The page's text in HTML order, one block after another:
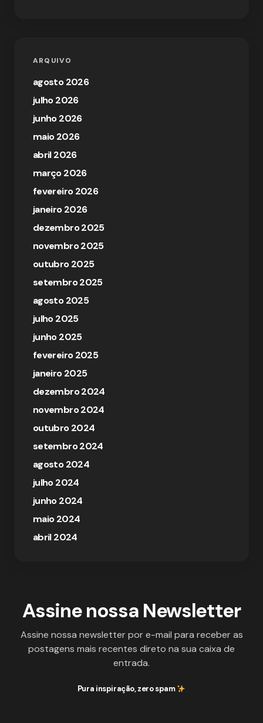
ARQUIVO
agosto 2026
julho 2026
junho 2026
maio 2026
abril 2026
março 2026
fevereiro 2026
janeiro 2026
dezembro 2025
novembro 2025
outubro 2025
setembro 2025
agosto 2025
julho 2025
junho 2025
fevereiro 2025
janeiro 2025
dezembro 2024
novembro 2024
outubro 2024
setembro 2024
agosto 2024
julho 2024
junho 2024
maio 2024
abril 2024
Assine nossa Newsletter
Assine nossa newsletter por e-mail para receber as
postagens mais recentes direto na sua caixa de
entrada.
Pura inspiração, zero spam